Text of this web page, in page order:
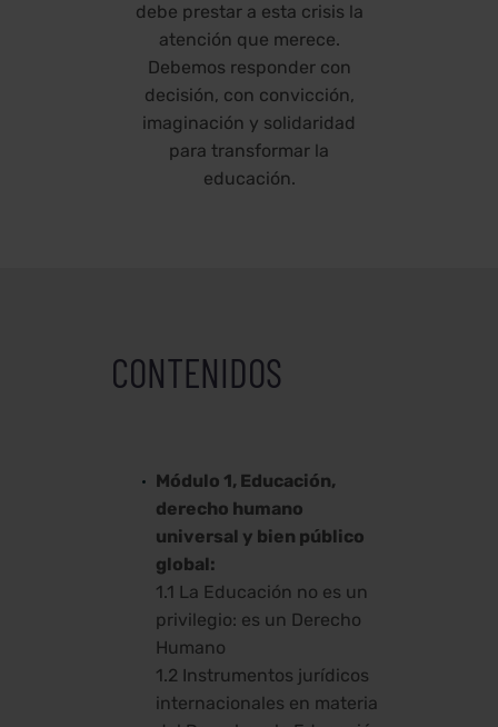
debe prestar a esta crisis la
atención que merece.
Debemos responder con
decisión, con convicción,
imaginación y solidaridad
para transformar la
educación.
CONTENIDOS
Módulo 1, Educación,
derecho humano
universal y bien público
global:
1.1 La Educación no es un
privilegio: es un Derecho
Humano
1.2 Instrumentos jurídicos
internacionales en materia